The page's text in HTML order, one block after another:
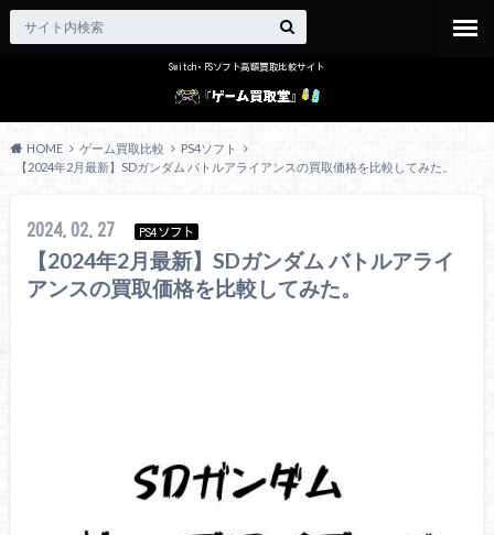
Switch・PSソフト高額買取比較サイト
HOME ゲーム買取比較
PS4ソフト
【2024年2月最新】SDガンダム バトルアライアンスの買取価格を比較してみた。
2024.02.27 PS4ソフト
【2024年2月最新】SDガンダム バトルアライ
アンスの買取価格を比較してみた。